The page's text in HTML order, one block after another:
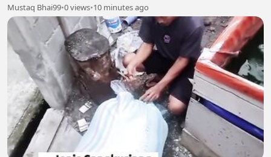
Mustaq Bhai99•0 views•10 minutes ago